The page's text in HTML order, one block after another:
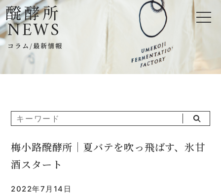
NEWS
コラム/最新情報
梅小路醗酵所｜夏バテを吹っ飛ばす、氷甘
酒スタート
2022年7月14日